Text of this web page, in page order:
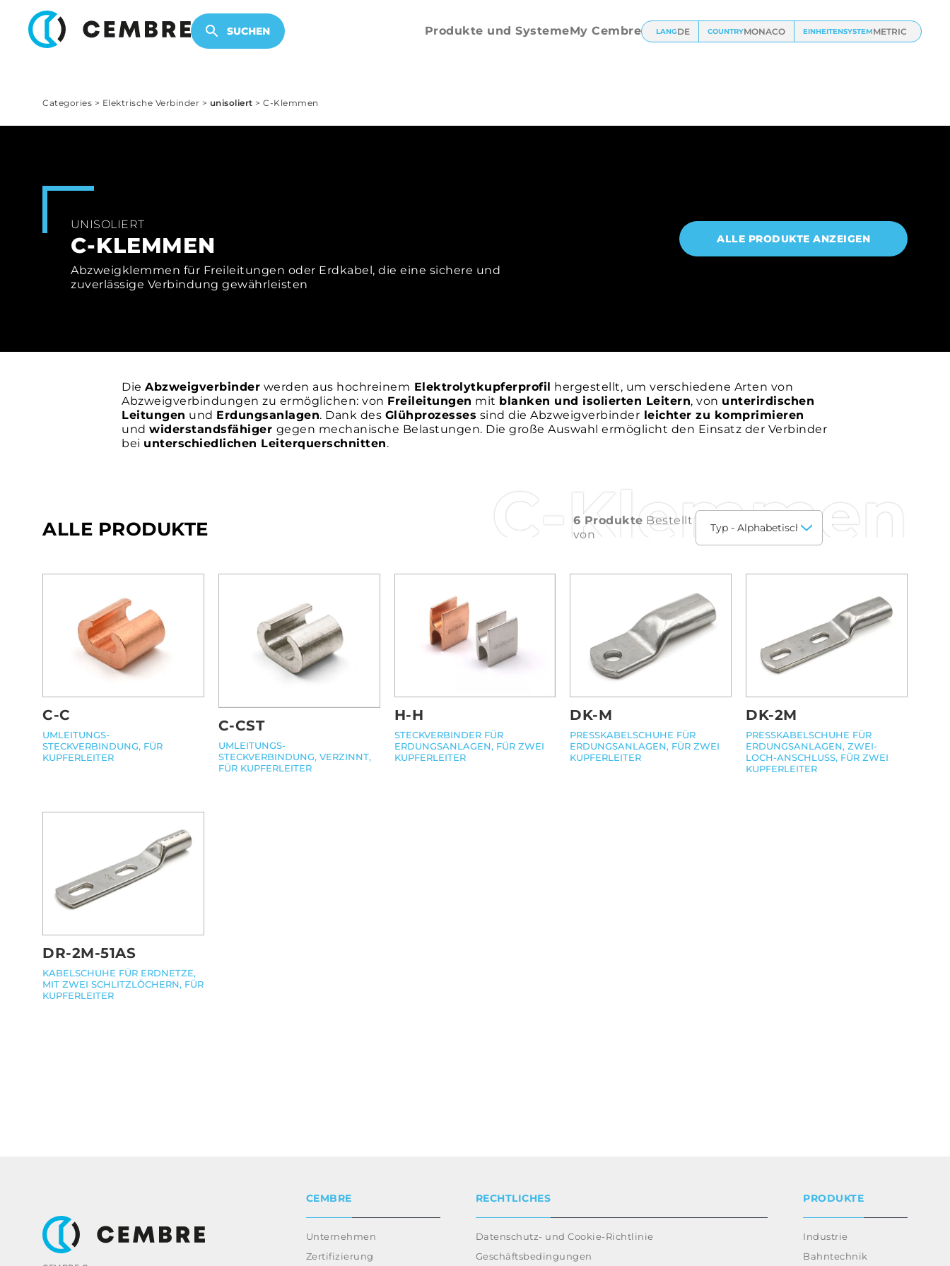
SUCHEN Produkte und SystemeMy Cembre LANGDE COUNTRYMONACO EINHEITENSYSTEMMETRIC
Universalklemmen
ELEKTRONISCHE PRODUKTE
Categories > Elektrische Verbinder > unisoliert > C-Klemmen
UNISOLIERT
C-KLEMMEN
Abzweigklemmen für Freileitungen oder Erdkabel, die eine sichere und
zuverlässige Verbindung gewährleisten
ALLE PRODUKTE ANZEIGEN
Die Abzweigverbinder werden aus hochreinem Elektrolytkupferprofil hergestellt, um verschiedene Arten von
Abzweigverbindungen zu ermöglichen: von Freileitungen mit blanken und isolierten Leitern, von unterirdischen
Leitungen und Erdungsanlagen. Dank des Glühprozesses sind die Abzweigverbinder leichter zu komprimieren
und widerstandsfähiger gegen mechanische Belastungen. Die große Auswahl ermöglicht den Einsatz der Verbinder
bei unterschiedlichen Leiterquerschnitten.
ALLE PRODUKTE C-Klemmen
6 Produkte Bestellt
von
C-C
UMLEITUNGS-
STECKVERBINDUNG, FÜR
KUPFERLEITER
C-CST
UMLEITUNGS-
STECKVERBINDUNG, VERZINNT,
FÜR KUPFERLEITER
H-H
STECKVERBINDER FÜR
ERDUNGSANLAGEN, FÜR ZWEI
KUPFERLEITER
DK-M
PRESSKABELSCHUHE FÜR
ERDUNGSANLAGEN, FÜR ZWEI
KUPFERLEITER
DK-2M
PRESSKABELSCHUHE FÜR
ERDUNGSANLAGEN, ZWEI-
LOCH-ANSCHLUSS, FÜR ZWEI
KUPFERLEITER
DR-2M-51AS
KABELSCHUHE FÜR ERDNETZE,
MIT ZWEI SCHLITZLÖCHERN, FÜR
KUPFERLEITER
CEMBRE
Unternehmen
Zertifizierung
RECHTLICHES
Datenschutz- und Cookie-Richtlinie
Geschäftsbedingungen
PRODUKTE
Industrie
Bahntechnik